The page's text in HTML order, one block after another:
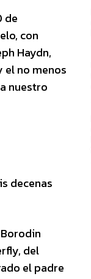
de
con
Haydn,
el no menos
nuestro
decenas
del
el padre